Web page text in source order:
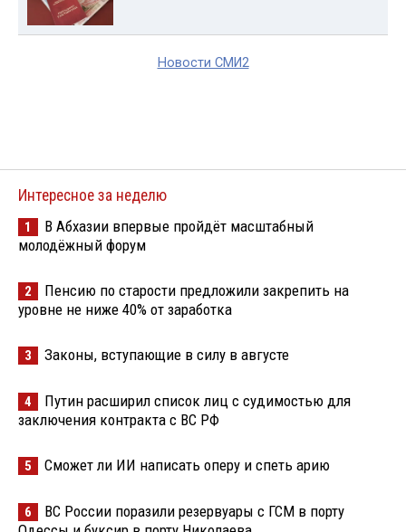
Новости СМИ2
Интересное за неделю
1
В Абхазии впервые пройдёт масштабный
молодёжный форум
2
Пенсию по старости предложили закрепить на
уровне не ниже 40% от заработка
3 Законы, вступающие в силу в августе
4
Путин расширил список лиц с судимостью для
заключения контракта с ВС РФ
5 Сможет ли ИИ написать оперу и спеть арию
6
ВС России поразили резервуары с ГСМ в порту